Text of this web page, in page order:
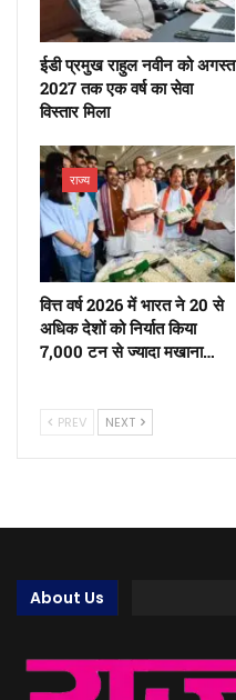
ईडी प्रमुख राहुल नवीन को अगस्त
2027 तक एक वर्ष का सेवा
विस्तार मिला
राज्य
वित्त वर्ष 2026 में भारत ने 20 से
अधिक देशों को निर्यात किया
7,000 टन से ज्यादा मखाना…
PREV NEXT
About Us